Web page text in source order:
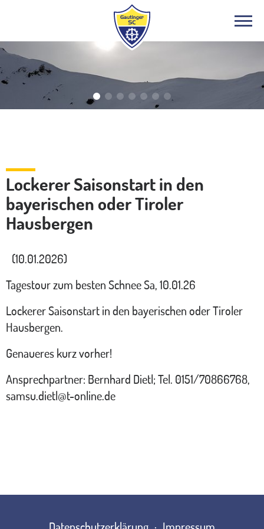
Lockerer Saisonstart in den
bayerischen oder Tiroler
Hausbergen
(10.01.2026)
Tagestour zum besten Schnee Sa, 10.01.26
Lockerer Saisonstart in den bayerischen oder Tiroler
Hausbergen.
Genaueres kurz vorher!
Ansprechpartner: Bernhard Dietl; Tel. 0151/70866768,
samsu.dietl@t-online.de